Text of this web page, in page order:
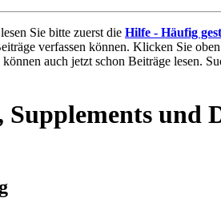
Sie bitte zuerst die Hilfe - Häufig
verfassen können. Klicken Sie
auch jetzt schon Beiträge lesen.
und